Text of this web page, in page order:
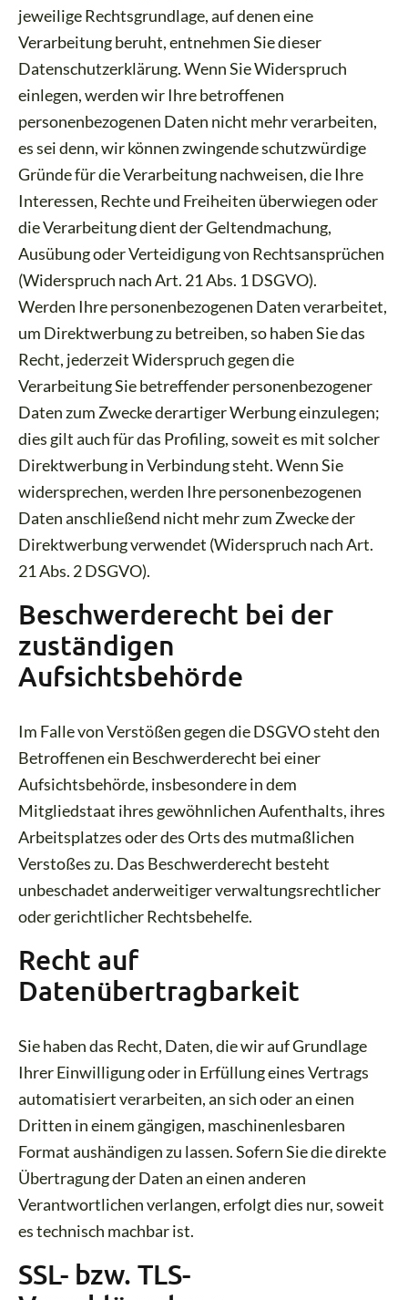
jeweilige Rechtsgrundlage, auf denen eine
Verarbeitung beruht, entnehmen Sie dieser
Datenschutzerklärung. Wenn Sie Widerspruch
einlegen, werden wir Ihre betroffenen
personenbezogenen Daten nicht mehr verarbeiten,
es sei denn, wir können zwingende schutzwürdige
Gründe für die Verarbeitung nachweisen, die Ihre
Interessen, Rechte und Freiheiten überwiegen oder
die Verarbeitung dient der Geltendmachung,
Ausübung oder Verteidigung von Rechtsansprüchen
(Widerspruch nach Art. 21 Abs. 1 DSGVO).
Werden Ihre personenbezogenen Daten verarbeitet,
um Direktwerbung zu betreiben, so haben Sie das
Recht, jederzeit Widerspruch gegen die
Verarbeitung Sie betreffender personenbezogener
Daten zum Zwecke derartiger Werbung einzulegen;
dies gilt auch für das Profiling, soweit es mit solcher
Direktwerbung in Verbindung steht. Wenn Sie
widersprechen, werden Ihre personenbezogenen
Daten anschließend nicht mehr zum Zwecke der
Direktwerbung verwendet (Widerspruch nach Art.
21 Abs. 2 DSGVO).
Beschwerderecht bei der
zuständigen
Aufsichtsbehörde
Im Falle von Verstößen gegen die DSGVO steht den
Betroffenen ein Beschwerderecht bei einer
Aufsichtsbehörde, insbesondere in dem
Mitgliedstaat ihres gewöhnlichen Aufenthalts, ihres
Arbeitsplatzes oder des Orts des mutmaßlichen
Verstoßes zu. Das Beschwerderecht besteht
unbeschadet anderweitiger verwaltungsrechtlicher
oder gerichtlicher Rechtsbehelfe.
Recht auf
Datenübertragbarkeit
Sie haben das Recht, Daten, die wir auf Grundlage
Ihrer Einwilligung oder in Erfüllung eines Vertrags
automatisiert verarbeiten, an sich oder an einen
Dritten in einem gängigen, maschinenlesbaren
Format aushändigen zu lassen. Sofern Sie die direkte
Übertragung der Daten an einen anderen
Verantwortlichen verlangen, erfolgt dies nur, soweit
es technisch machbar ist.
SSL- bzw. TLS-